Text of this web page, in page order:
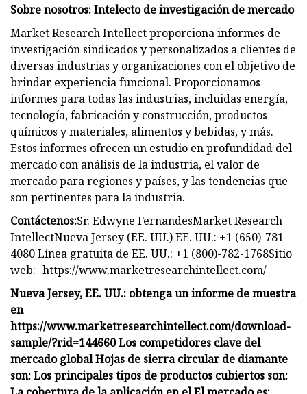
Sobre nosotros: Intelecto de investigación de mercado
Market Research Intellect proporciona informes de
investigación sindicados y personalizados a clientes de
diversas industrias y organizaciones con el objetivo de
brindar experiencia funcional. Proporcionamos
informes para todas las industrias, incluidas energía,
tecnología, fabricación y construcción, productos
químicos y materiales, alimentos y bebidas, y más.
Estos informes ofrecen un estudio en profundidad del
mercado con análisis de la industria, el valor de
mercado para regiones y países, y las tendencias que
son pertinentes para la industria.
Contáctenos:Sr. Edwyne FernandesMarket Research
IntellectNueva Jersey (EE. UU.) EE. UU.: +1 (650)-781-
4080 Línea gratuita de EE. UU.: +1 (800)-782-1768Sitio
web: -https://www.marketresearchintellect.com/
Nueva Jersey, EE. UU.: obtenga un informe de muestra
en
https://www.marketresearchintellect.com/download-
sample/?rid=144660 Los competidores clave del
mercado global Hojas de sierra circular de diamante
son: Los principales tipos de productos cubiertos son: